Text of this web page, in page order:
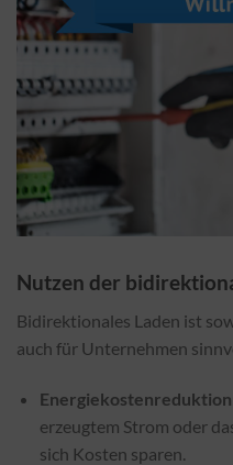
Nutzen der
Bidirektionales Laden ist
auch für Unternehmen
Energiekostenreduktion
erzeugtem Strom oder
sich Kosten sparen.